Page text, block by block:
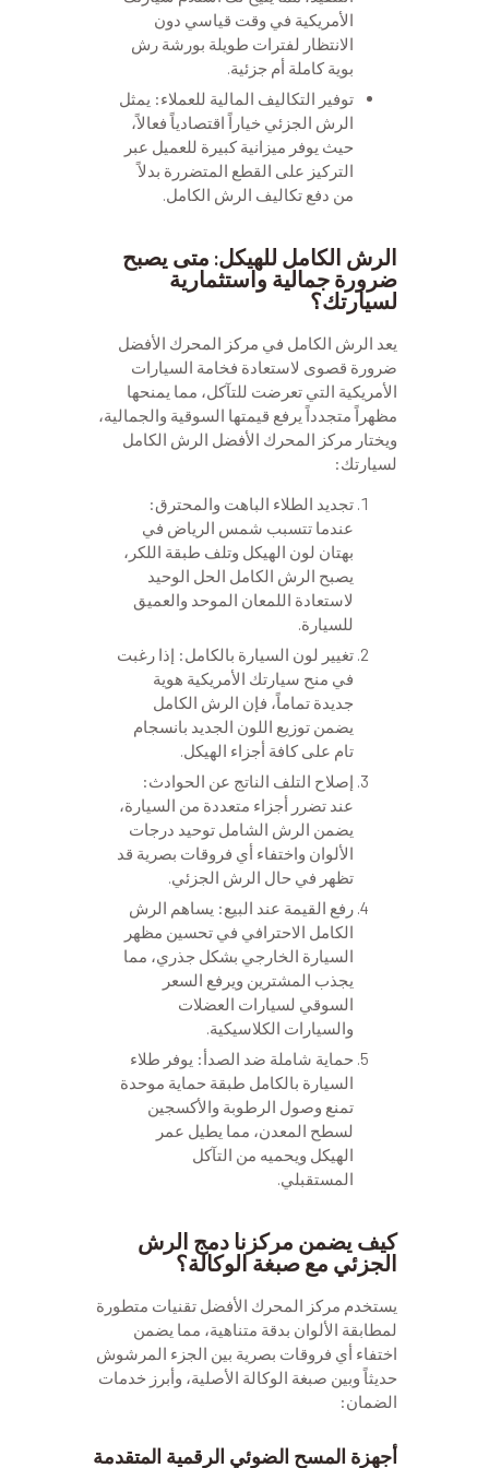
الأمريكية في وقت قياسي دون
الانتظار لفترات طويلة بورشة رش
بوية كاملة أم جزئية.
توفير التكاليف المالية للعملاء: يمثل
الرش الجزئي خياراً اقتصادياً فعالاً،
حيث يوفر ميزانية كبيرة للعميل عبر
التركيز على القطع المتضررة بدلاً
من دفع تكاليف الرش الكامل.
الرش الكامل للهيكل: متى يصبح
ضرورة جمالية واستثمارية
لسيارتك؟
يعد الرش الكامل في مركز المحرك الأفضل
ضرورة قصوى لاستعادة فخامة السيارات
الأمريكية التي تعرضت للتآكل، مما يمنحها
مظهراً متجدداً يرفع قيمتها السوقية والجمالية،
ويختار مركز المحرك الأفضل الرش الكامل
لسيارتك:
تجديد الطلاء الباهت والمحترق:
عندما تتسبب شمس الرياض في
بهتان لون الهيكل وتلف طبقة اللكر،
يصبح الرش الكامل الحل الوحيد
لاستعادة اللمعان الموحد والعميق
للسيارة.
تغيير لون السيارة بالكامل: إذا رغبت
في منح سيارتك الأمريكية هوية
جديدة تماماً، فإن الرش الكامل
يضمن توزيع اللون الجديد بانسجام
تام على كافة أجزاء الهيكل.
إصلاح التلف الناتج عن الحوادث:
عند تضرر أجزاء متعددة من السيارة،
يضمن الرش الشامل توحيد درجات
الألوان واختفاء أي فروقات بصرية قد
تظهر في حال الرش الجزئي.
رفع القيمة عند البيع: يساهم الرش
الكامل الاحترافي في تحسين مظهر
السيارة الخارجي بشكل جذري، مما
يجذب المشترين ويرفع السعر
السوقي لسيارات العضلات
والسيارات الكلاسيكية.
حماية شاملة ضد الصدأ: يوفر طلاء
السيارة بالكامل طبقة حماية موحدة
تمنع وصول الرطوبة والأكسجين
لسطح المعدن، مما يطيل عمر
الهيكل ويحميه من التآكل
المستقبلي.
كيف يضمن مركزنا دمج الرش
الجزئي مع صبغة الوكالة؟
يستخدم مركز المحرك الأفضل تقنيات متطورة
لمطابقة الألوان بدقة متناهية، مما يضمن
اختفاء أي فروقات بصرية بين الجزء المرشوش
حديثاً وبين صبغة الوكالة الأصلية، وأبرز خدمات
الضمان:
أجهزة المسح الضوئي الرقمية المتقدمة